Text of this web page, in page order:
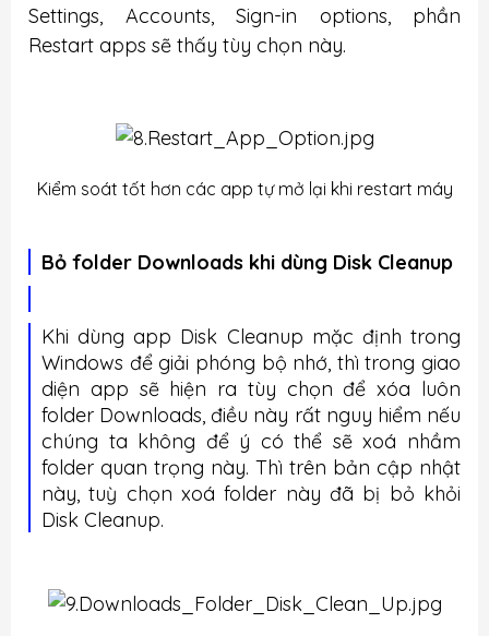
Settings, Accounts, Sign-in options, phần
Restart apps sẽ thấy tùy chọn này.
Kiểm soát tốt hơn các app tự mở lại khi restart máy
Bỏ folder Downloads khi dùng Disk Cleanup
Khi dùng app Disk Cleanup mặc định trong
Windows để giải phóng bộ nhớ, thì trong giao
diện app sẽ hiện ra tùy chọn để xóa luôn
folder Downloads, điều này rất nguy hiểm nếu
chúng ta không để ý có thể sẽ xoá nhầm
folder quan trọng này. Thì trên bản cập nhật
này, tuỳ chọn xoá folder này đã bị bỏ khỏi
Disk Cleanup.